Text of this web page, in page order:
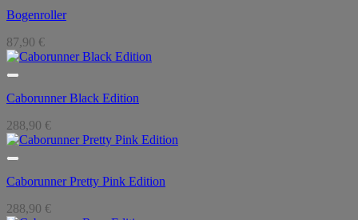
Bogenroller
87,90 €
Caborunner Black Edition
288,90 €
Caborunner Pretty Pink Edition
288,90 €